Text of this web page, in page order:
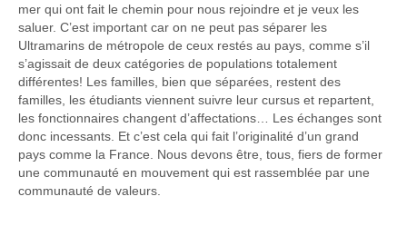
mer qui ont fait le chemin pour nous rejoindre et je veux les
saluer. C’est important car on ne peut pas séparer les
Ultramarins de métropole de ceux restés au pays, comme s’il
s’agissait de deux catégories de populations totalement
différentes! Les familles, bien que séparées, restent des
familles, les étudiants viennent suivre leur cursus et repartent,
les fonctionnaires changent d’affectations… Les échanges sont
donc incessants. Et c’est cela qui fait l’originalité d’un grand
pays comme la France. Nous devons être, tous, fiers de former
une communauté en mouvement qui est rassemblée par une
communauté de valeurs.